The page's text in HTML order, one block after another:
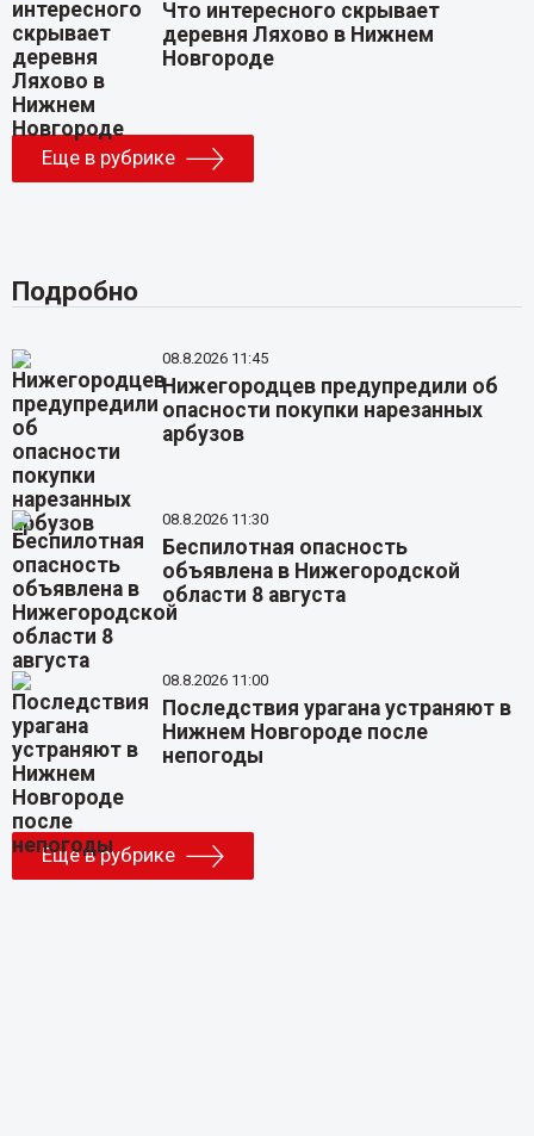
Что интересного скрывает
деревня Ляхово в Нижнем
Новгороде
Еще в рубрике
Подробно
08.8.2026 11:45
Нижегородцев предупредили об
опасности покупки нарезанных
арбузов
08.8.2026 11:30
Беспилотная опасность
объявлена в Нижегородской
области 8 августа
08.8.2026 11:00
Последствия урагана устраняют в
Нижнем Новгороде после
непогоды
Еще в рубрике